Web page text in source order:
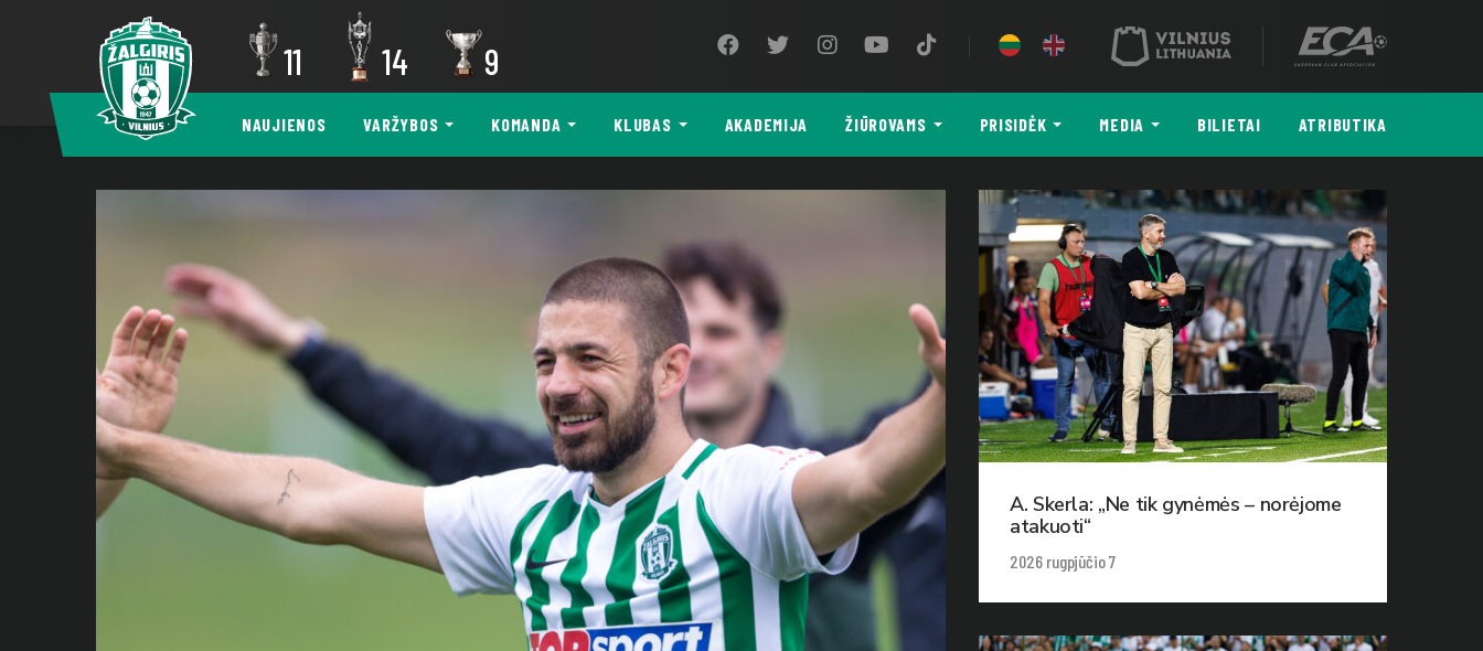
11 14 9
NAUJIENOS VARŽYBOS KOMANDA KLUBAS AKADEMIJA ŽIŪROVAMS PRISIDĖK MEDIA BILIETAI ATRIBUTIKA
A. Skerla: „Ne tik gynėmės – norėjome
atakuoti“
2026 rugpjūčio 7